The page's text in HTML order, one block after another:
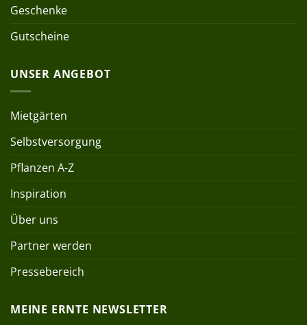
Geschenke
Gutscheine
UNSER ANGEBOT
Mietgärten
Selbstversorgung
Pflanzen A-Z
Inspiration
Über uns
Partner werden
Pressebereich
MEINE ERNTE NEWSLETTER